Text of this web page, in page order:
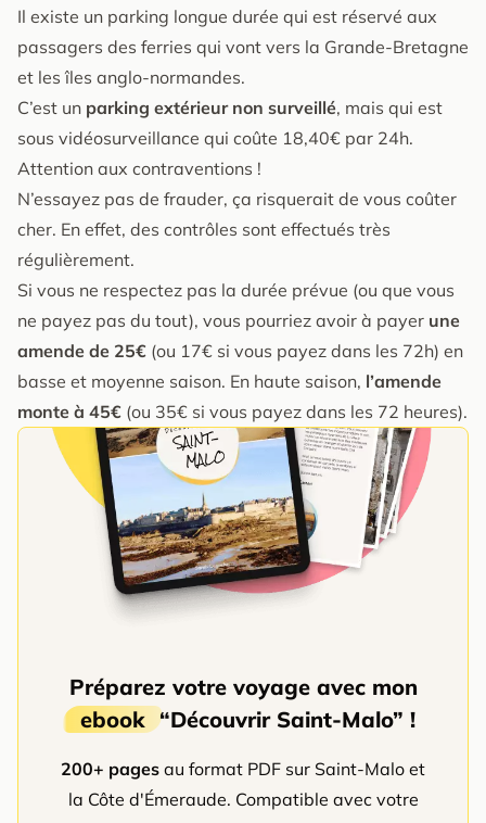
Il existe un parking longue durée qui est réservé aux
passagers des ferries qui vont vers la Grande-Bretagne
et les îles anglo-normandes.
C’est un parking extérieur non surveillé, mais qui est
sous vidéosurveillance qui coûte 18,40€ par 24h.
Attention aux contraventions !
N’essayez pas de frauder, ça risquerait de vous coûter
cher. En effet, des contrôles sont effectués très
régulièrement.
Si vous ne respectez pas la durée prévue (ou que vous
ne payez pas du tout), vous pourriez avoir à payer une
amende de 25€ (ou 17€ si vous payez dans les 72h) en
basse et moyenne saison. En haute saison, l’amende
monte à 45€ (ou 35€ si vous payez dans les 72 heures).
Préparez votre voyage avec mon
ebook “Découvrir Saint-Malo” !
200+ pages au format PDF sur Saint-Malo et
la Côte d'Émeraude. Compatible avec votre